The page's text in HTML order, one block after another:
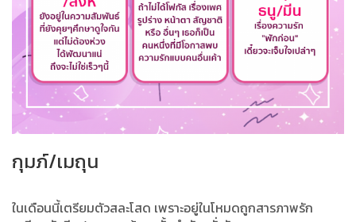
กุมภ์/เมถุน
ในเดือนนี้เตรียมตัวสละโสด เพราะอยู่ในโหมดถูกสารภาพรัก